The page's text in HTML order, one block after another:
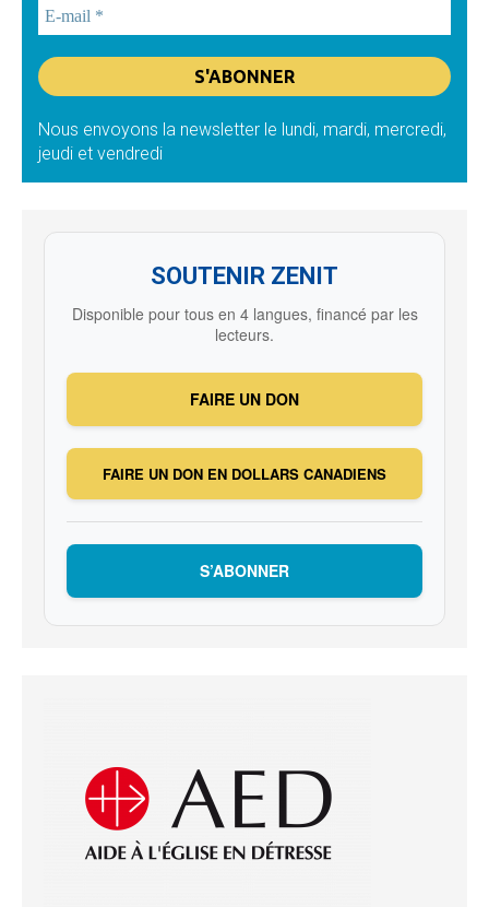
Nous envoyons la newsletter le lundi, mardi, mercredi,
jeudi et vendredi
SOUTENIR ZENIT
Disponible pour tous en 4 langues, financé par les
lecteurs.
FAIRE UN DON
FAIRE UN DON EN DOLLARS CANADIENS
S’ABONNER